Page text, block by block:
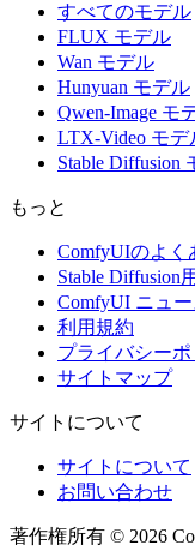
すべてのモデル
FLUX モデル
Wan モデル
Hunyuan モデル
Qwen-Image モ
LTX-Video モデ
Stable Diffusion
もっと
ComfyUIのよく
Stable Diffusion
ComfyUI ニュー
利用規約
プライバシー
サイトマップ
サイトについて
サイトについて
お問い合わせ
著作権所有 © 2026